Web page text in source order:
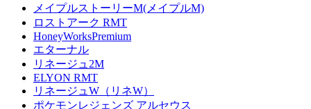
メイプルストーリーM(メイプルM)
ロストアーク RMT
HoneyWorksPremium
エターナル
リネージュ2M
ELYON RMT
リネージュW（リネW）
ポケモンレジェンズ アルセウス